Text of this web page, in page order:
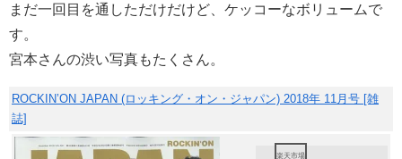
まだ一回目を通しただけだけど、ケッコーなボリュームで
す。
宮本さんの渋い写真もたくさん。
ROCKIN’ON JAPAN (ロッキング・オン・ジャパン) 2018年 11月号 [雑
誌]
楽天市場